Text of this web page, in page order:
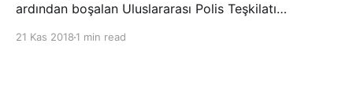
ardından boşalan Uluslararası Polis Teşkilatı
21 Kas 2018 1 min read